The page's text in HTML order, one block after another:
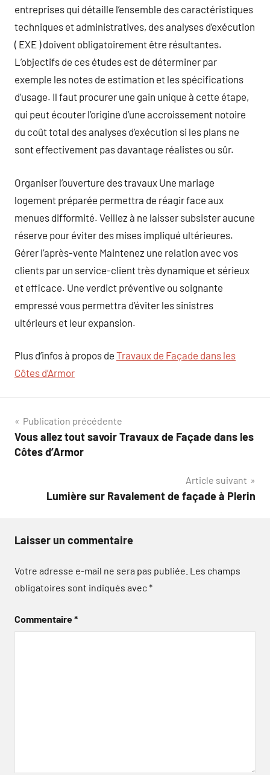
entreprises qui détaille l’ensemble des caractéristiques
techniques et administratives, des analyses d’exécution
( EXE ) doivent obligatoirement être résultantes.
L’objectifs de ces études est de déterminer par
exemple les notes de estimation et les spécifications
d’usage. Il faut procurer une gain unique à cette étape,
qui peut écouter l’origine d’une accroissement notoire
du coût total des analyses d’exécution si les plans ne
sont effectivement pas davantage réalistes ou sûr.
Organiser l’ouverture des travaux Une mariage
logement préparée permettra de réagir face aux
menues difformité. Veillez à ne laisser subsister aucune
réserve pour éviter des mises impliqué ultérieures.
Gérer l’après-vente Maintenez une relation avec vos
clients par un service-client très dynamique et sérieux
et efficace. Une verdict préventive ou soignante
empressé vous permettra d’éviter les sinistres
ultérieurs et leur expansion.
Plus d’infos à propos de Travaux de Façade dans les
Côtes d’Armor
Navigation
de
Publication précédente
Vous allez tout savoir Travaux de Façade dans les
Côtes d’Armor
Article suivant
Lumière sur Ravalement de façade à Plerin
Laisser un commentaire
Votre adresse e-mail ne sera pas publiée. Les champs
obligatoires sont indiqués avec*
Commentaire*